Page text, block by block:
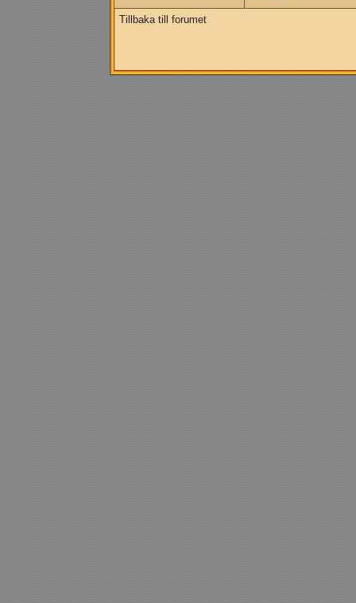
Tillbaka till forumet